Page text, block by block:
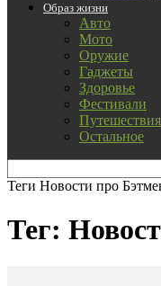
Образ жизни
Авто
Мото
Оружие
Гаджеты
Здоровье
Фестивали
Путешествия
Остальное
Теги Новости про
Тег: